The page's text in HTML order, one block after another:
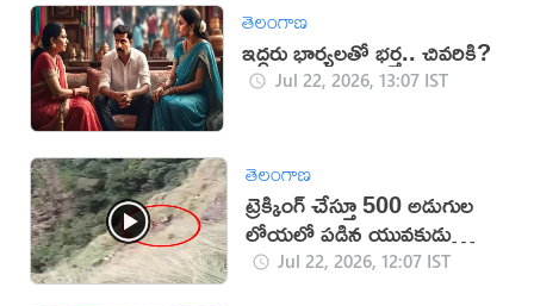
తెలంగాణ
ఇద్దరు భార్యలతో భర్త.. చివరికి?
Jul 22, 2026, 13:07 IST
తెలంగాణ
ట్రెక్కింగ్ చేస్తూ 500 అడుగుల
లోయలో పడిన యువకుడు
(వీడియో)
Jul 22, 2026, 12:07 IST